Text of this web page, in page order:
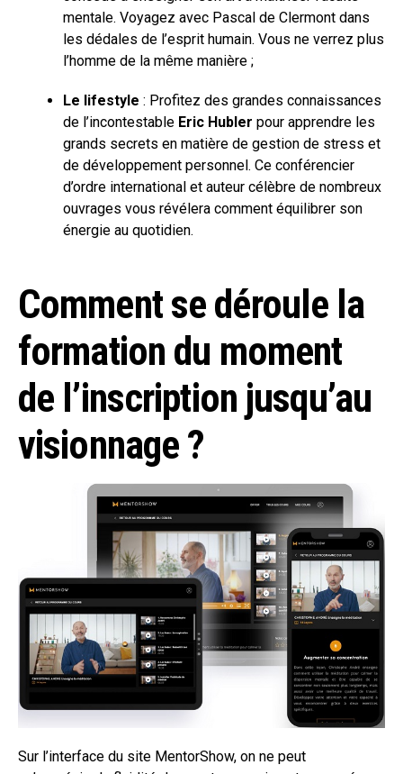
mentale. Voyagez avec Pascal de Clermont dans
les dédales de l’esprit humain. Vous ne verrez plus
l’homme de la même manière ;
Le lifestyle : Profitez des grandes connaissances
de l’incontestable Eric Hubler pour apprendre les
grands secrets en matière de gestion de stress et
de développement personnel. Ce conférencier
d’ordre international et auteur célèbre de nombreux
ouvrages vous révélera comment équilibrer son
énergie au quotidien.
Comment se déroule la
formation du moment
de l’inscription jusqu’au
visionnage ?
Sur l’interface du site MentorShow, on ne peut